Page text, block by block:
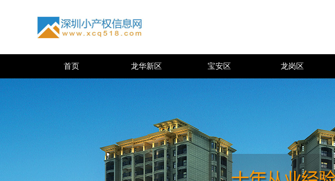
首页 龙华新区 宝安区 龙岗区